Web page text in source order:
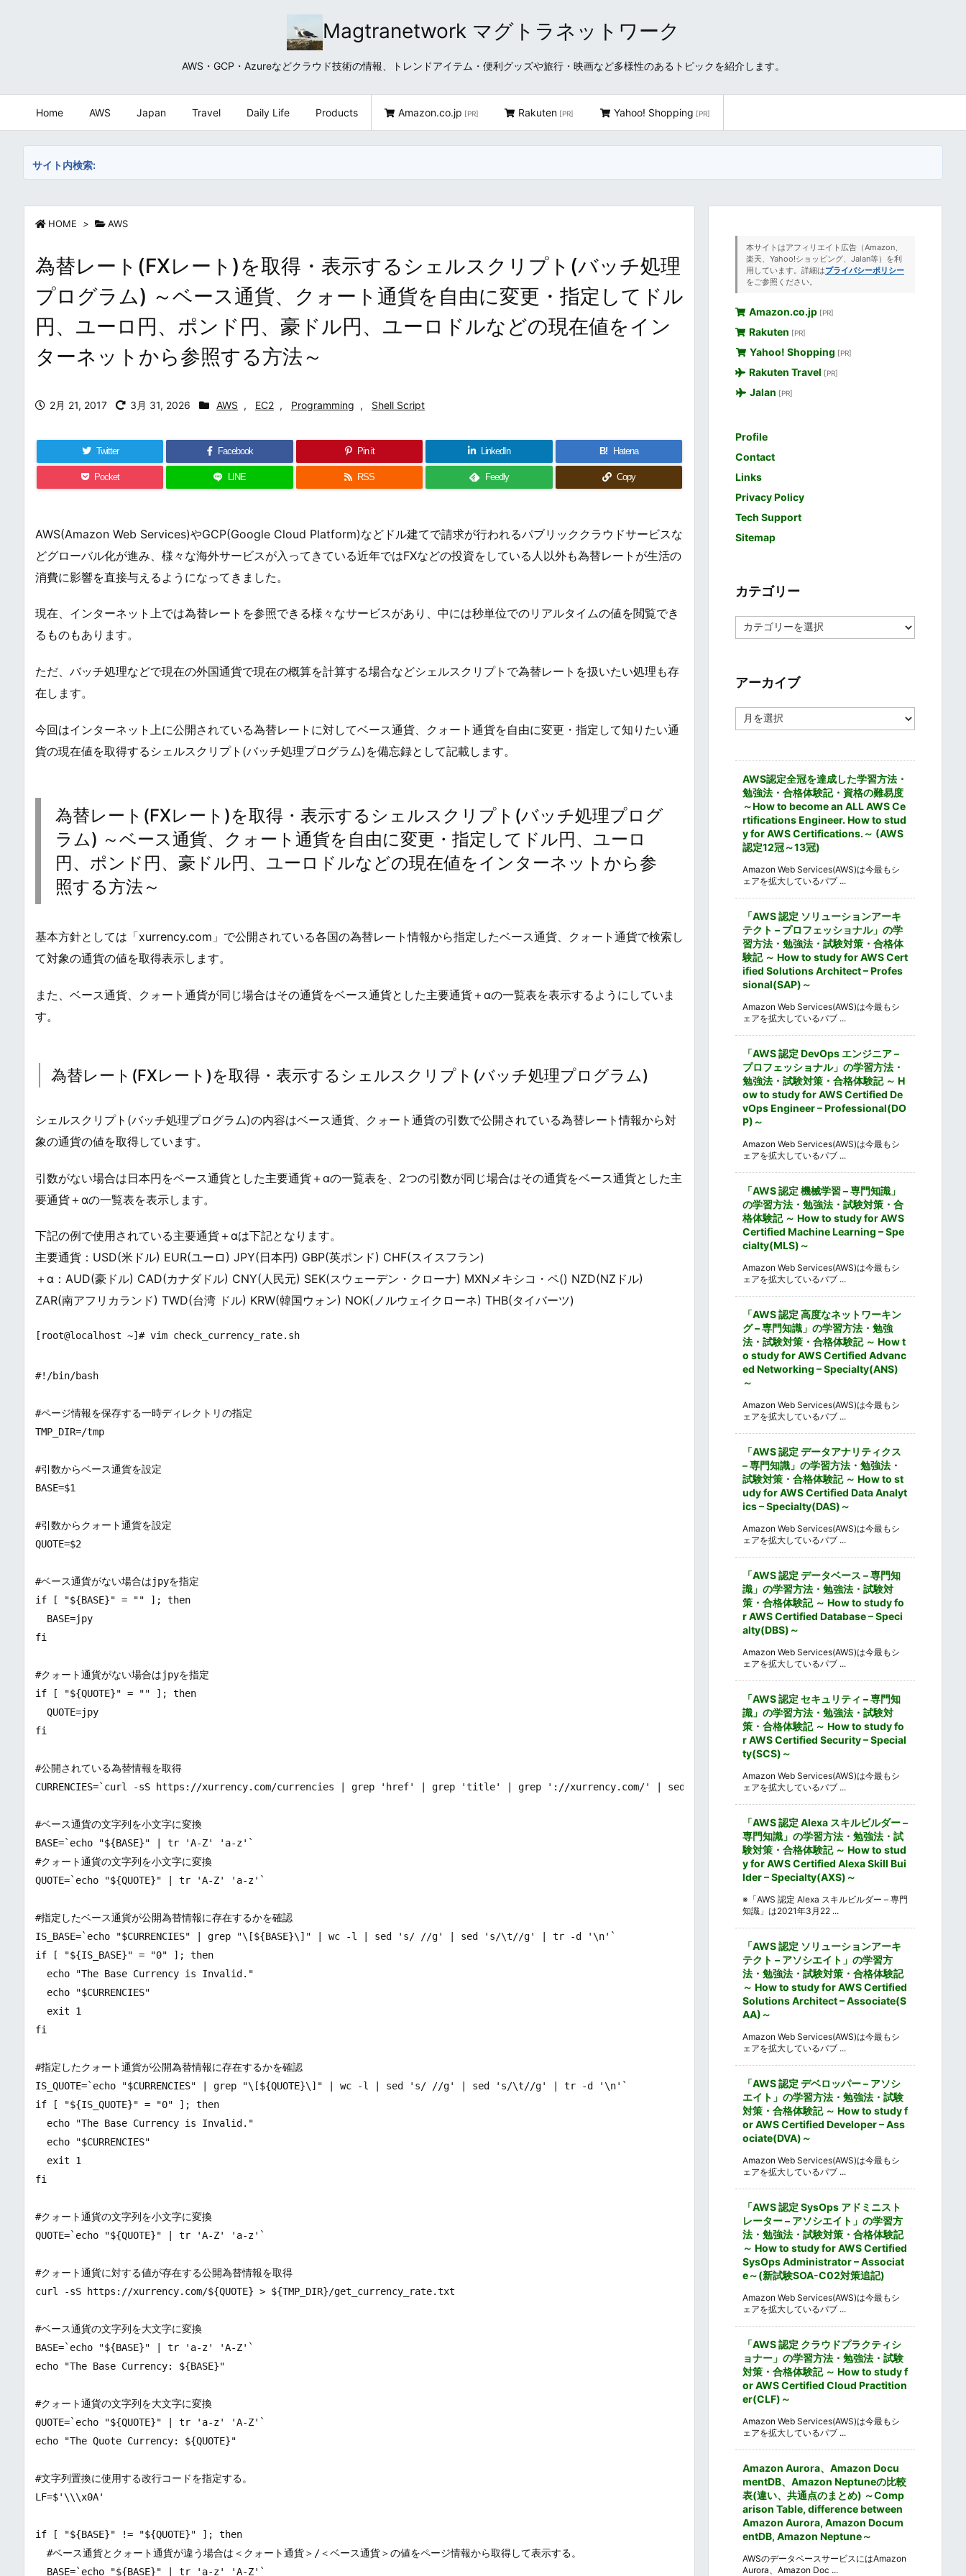
Magtranetwork マグトラネットワーク
AWS・GCP・Azureなどクラウド技術の情報、トレンドアイテム・便利グッズや旅行・映画など多様性のあるトピックを紹介します。
Home AWS Japan Travel Daily Life Products Amazon.co.jp [PR] Rakuten [PR] Yahoo! Shopping [PR]
サイト内検索:
HOME > AWS
為替レート(FXレート)を取得・表示するシェルスクリプト(バッチ処理
プログラム) ～ベース通貨、クォート通貨を自由に変更・指定してドル
円、ユーロ円、ポンド円、豪ドル円、ユーロドルなどの現在値をイン
ターネットから参照する方法～
2月 21, 2017 3月 31, 2026 AWS , EC2 , Programming , Shell Script
Twitter Facebook Pin it LinkedIn B! Hatena
Pocket LINE RSS Feedly Copy
AWS(Amazon Web Services)やGCP(Google Cloud Platform)などドル建てで請求が行われるパブリッククラウドサービスな
どグローバル化が進み、様々な海外サービスが入ってきている近年ではFXなどの投資をしている人以外も為替レートが生活の
消費に影響を直接与えるようになってきました。
現在、インターネット上では為替レートを参照できる様々なサービスがあり、中には秒単位でのリアルタイムの値を閲覧でき
るものもあります。
ただ、バッチ処理などで現在の外国通貨で現在の概算を計算する場合などシェルスクリプトで為替レートを扱いたい処理も存
在します。
今回はインターネット上に公開されている為替レートに対してベース通貨、クォート通貨を自由に変更・指定して知りたい通
貨の現在値を取得するシェルスクリプト(バッチ処理プログラム)を備忘録として記載します。
為替レート(FXレート)を取得・表示するシェルスクリプト(バッチ処理プログ
ラム) ～ベース通貨、クォート通貨を自由に変更・指定してドル円、ユーロ
円、ポンド円、豪ドル円、ユーロドルなどの現在値をインターネットから参
照する方法～
基本方針としては「xurrency.com」で公開されている各国の為替レート情報から指定したベース通貨、クォート通貨で検索し
て対象の通貨の値を取得表示します。
また、ベース通貨、クォート通貨が同じ場合はその通貨をベース通貨とした主要通貨＋αの一覧表を表示するようにしていま
す。
為替レート(FXレート)を取得・表示するシェルスクリプト(バッチ処理プログラム)
シェルスクリプト(バッチ処理プログラム)の内容はベース通貨、クォート通貨の引数で公開されている為替レート情報から対
象の通貨の値を取得しています。
引数がない場合は日本円をベース通貨とした主要通貨＋αの一覧表を、2つの引数が同じ場合はその通貨をベース通貨とした主
要通貨＋αの一覧表を表示します。
下記の例で使用されている主要通貨＋αは下記となります。
主要通貨：USD(米ドル) EUR(ユーロ) JPY(日本円) GBP(英ポンド) CHF(スイスフラン)
＋α：AUD(豪ドル) CAD(カナダドル) CNY(人民元) SEK(スウェーデン・クローナ) MXNメキシコ・ペ() NZD(NZドル)
ZAR(南アフリカランド) TWD(台湾 ドル) KRW(韓国ウォン) NOK(ノルウェイクローネ) THB(タイバーツ)
#!/bin/bash
#ページ情報を保存する一時ディレクトリの指定
TMP_DIR=/tmp
#引数からベース通貨を設定
BASE=$1
#引数からクォート通貨を設定
QUOTE=$2
#ベース通貨がない場合はjpyを指定
if [ "${BASE}" = "" ]; then
  BASE=jpy
fi
#クォート通貨がない場合はjpyを指定
if [ "${QUOTE}" = "" ]; then
  QUOTE=jpy
fi
#公開されている為替情報を取得
CURRENCIES=`curl -sS https://xurrency.com/currencies | grep 'href' | grep 'title' | grep '://xurrency.com/' | sed 's/ //g' | sed 's/:\/\/
#ベース通貨の文字列を小文字に変換
BASE=`echo "${BASE}" | tr 'A-Z' 'a-z'`
#クォート通貨の文字列を小文字に変換
QUOTE=`echo "${QUOTE}" | tr 'A-Z' 'a-z'`
#指定したベース通貨が公開為替情報に存在するかを確認
IS_BASE=`echo "$CURRENCIES" | grep "\[${BASE}\]" | wc -l | sed 's/ //g' | sed 's/\t//g' | tr -d '\n'`
if [ "${IS_BASE}" = "0" ]; then
  echo "The Base Currency is Invalid."
  echo "$CURRENCIES"
  exit 1
fi
#指定したクォート通貨が公開為替情報に存在するかを確認
IS_QUOTE=`echo "$CURRENCIES" | grep "\[${QUOTE}\]" | wc -l | sed 's/ //g' | sed 's/\t//g' | tr -d '\n'`
if [ "${IS_QUOTE}" = "0" ]; then
  echo "The Base Currency is Invalid."
  echo "$CURRENCIES"
  exit 1
fi
#クォート通貨の文字列を小文字に変換
QUOTE=`echo "${QUOTE}" | tr 'A-Z' 'a-z'`
#クォート通貨に対する値が存在する公開為替情報を取得
curl -sS https://xurrency.com/${QUOTE} > ${TMP_DIR}/get_currency_rate.txt
#ベース通貨の文字列を大文字に変換
BASE=`echo "${BASE}" | tr 'a-z' 'A-Z'`
echo "The Base Currency: ${BASE}"
#クォート通貨の文字列を大文字に変換
QUOTE=`echo "${QUOTE}" | tr 'a-z' 'A-Z'`
echo "The Quote Currency: ${QUOTE}"
#文字列置換に使用する改行コードを指定する。
LF=$'\\\x0A'
if [ "${BASE}" != "${QUOTE}" ]; then
  #ベース通貨とクォート通貨が違う場合は＜クォート通貨＞/＜ベース通貨＞の値をページ情報から取得して表示する。
  BASE=`echo "${BASE}" | tr 'a-z' 'A-Z'`
本サイトはアフィリエイト広告（Amazon、
楽天、Yahoo!ショッピング、Jalan等）を利
用しています。詳細はプライバシーポリシー
をご参照ください。
Amazon.co.jp [PR]
Rakuten [PR]
Yahoo! Shopping [PR]
Rakuten Travel [PR]
Jalan [PR]
Profile
Contact
Links
Privacy Policy
Tech Support
Sitemap
カテゴリー
テ
ー
アーカイブ
ー
AWS認定全冠を達成した学習方法・
勉強法・合格体験記・資格の難易度
～How to become an ALL AWS Ce
rtifications Engineer. How to stud
y for AWS Certifications.～ (AWS
認定12冠～13冠)
Amazon Web Services(AWS)は今最もシ
ェアを拡大しているパブ ...
「AWS 認定 ソリューションアーキ
テクト – プロフェッショナル」の学
習方法・勉強法・試験対策・合格体
験記 ～ How to study for AWS Cert
ified Solutions Architect – Profes
sional(SAP)～
Amazon Web Services(AWS)は今最もシ
ェアを拡大しているパブ ...
「AWS 認定 DevOps エンジニア –
プロフェッショナル」の学習方法・
勉強法・試験対策・合格体験記 ～ H
ow to study for AWS Certified De
vOps Engineer – Professional(DO
P)～
Amazon Web Services(AWS)は今最もシ
ェアを拡大しているパブ ...
「AWS 認定 機械学習 – 専門知識」
の学習方法・勉強法・試験対策・合
格体験記 ～ How to study for AWS
Certified Machine Learning – Spe
cialty(MLS)～
Amazon Web Services(AWS)は今最もシ
ェアを拡大しているパブ ...
「AWS 認定 高度なネットワーキン
グ – 専門知識」の学習方法・勉強
法・試験対策・合格体験記 ～ How t
o study for AWS Certified Advanc
ed Networking – Specialty(ANS)
～
Amazon Web Services(AWS)は今最もシ
ェアを拡大しているパブ ...
「AWS 認定 データアナリティクス
– 専門知識」の学習方法・勉強法・
試験対策・合格体験記 ～ How to st
udy for AWS Certified Data Analyt
ics – Specialty(DAS)～
Amazon Web Services(AWS)は今最もシ
ェアを拡大しているパブ ...
「AWS 認定 データベース – 専門知
識」の学習方法・勉強法・試験対
策・合格体験記 ～ How to study fo
r AWS Certified Database – Speci
alty(DBS)～
Amazon Web Services(AWS)は今最もシ
ェアを拡大しているパブ ...
「AWS 認定 セキュリティ – 専門知
識」の学習方法・勉強法・試験対
策・合格体験記 ～ How to study fo
r AWS Certified Security – Special
ty(SCS)～
Amazon Web Services(AWS)は今最もシ
ェアを拡大しているパブ ...
「AWS 認定 Alexa スキルビルダー –
専門知識」の学習方法・勉強法・試
験対策・合格体験記 ～ How to stud
y for AWS Certified Alexa Skill Bui
lder – Specialty(AXS)～
※「AWS 認定 Alexa スキルビルダー – 専門
知識」は2021年3月22 ...
「AWS 認定 ソリューションアーキ
テクト – アソシエイト」の学習方
法・勉強法・試験対策・合格体験記
～ How to study for AWS Certified
Solutions Architect – Associate(S
AA)～
Amazon Web Services(AWS)は今最もシ
ェアを拡大しているパブ ...
「AWS 認定 デベロッパー – アソシ
エイト」の学習方法・勉強法・試験
対策・合格体験記 ～ How to study f
or AWS Certified Developer – Ass
ociate(DVA)～
Amazon Web Services(AWS)は今最もシ
ェアを拡大しているパブ ...
「AWS 認定 SysOps アドミニスト
レーター – アソシエイト」の学習方
法・勉強法・試験対策・合格体験記
～ How to study for AWS Certified
SysOps Administrator – Associat
e～(新試験SOA-C02対策追記)
Amazon Web Services(AWS)は今最もシ
ェアを拡大しているパブ ...
「AWS 認定 クラウドプラクティシ
ョナー」の学習方法・勉強法・試験
対策・合格体験記 ～ How to study f
or AWS Certified Cloud Practition
er(CLF)～
Amazon Web Services(AWS)は今最もシ
ェアを拡大しているパブ ...
Amazon Aurora、Amazon Docu
mentDB、Amazon Neptuneの比較
表(違い、共通点のまとめ) ～Comp
arison Table, difference between
Amazon Aurora, Amazon Docum
entDB, Amazon Neptune～
AWSのデータベースサービスにはAmazon
Aurora、Amazon Doc ...